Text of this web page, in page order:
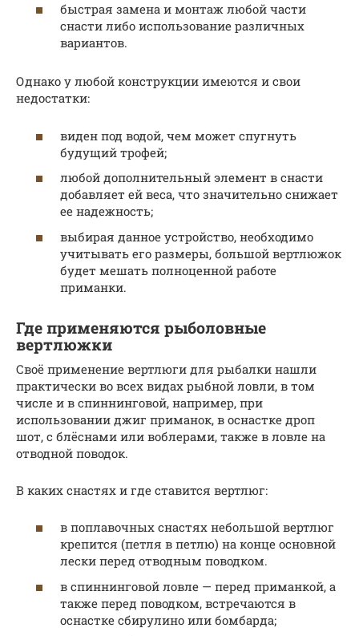
быстрая замена и монтаж любой части
снасти либо использование различных
вариантов.
Однако у любой конструкции имеются и свои
недостатки:
виден под водой, чем может спугнуть
будущий трофей;
любой дополнительный элемент в снасти
добавляет ей веса, что значительно снижает
ее надежность;
выбирая данное устройство, необходимо
учитывать его размеры, большой вертлюжок
будет мешать полноценной работе
приманки.
Где применяются рыболовные
вертлюжки
Своё применение вертлюги для рыбалки нашли
практически во всех видах рыбной ловли, в том
числе и в спиннинговой, например, при
использовании джиг приманок, в оснастке дроп
шот, с блёснами или воблерами, также в ловле на
отводной поводок.
В каких снастях и где ставится вертлюг:
в поплавочных снастях небольшой вертлюг
крепится (петля в петлю) на конце основной
лески перед отводным поводком.
в спиннинговой ловле — перед приманкой, а
также перед поводком, встречаются в
оснастке сбирулино или бомбарда;